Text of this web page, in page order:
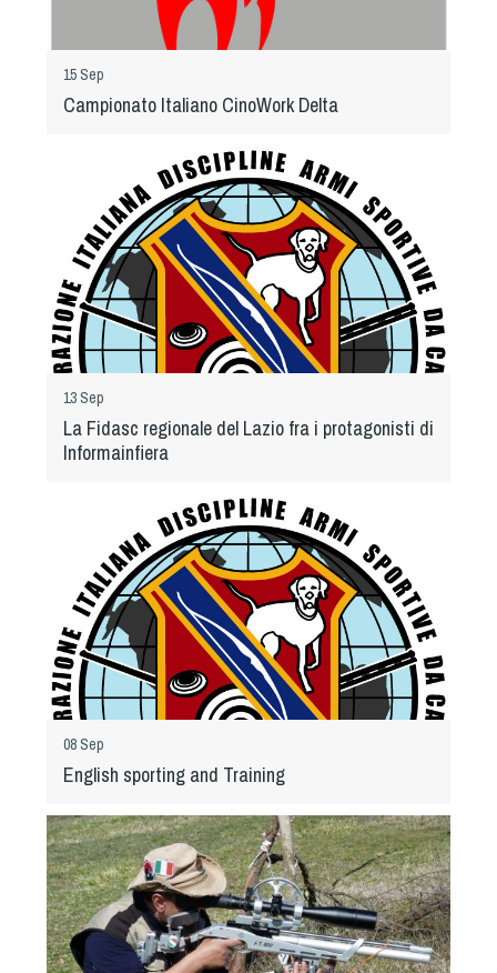
15 Sep
Campionato Italiano CinoWork Delta
13 Sep
La Fidasc regionale del Lazio fra i protagonisti di
Informainfiera
08 Sep
English sporting and Training
Hoopers
Mantrailing
Rally Obedience
Retriever Sport
Ricerca Tartufo
Sheepdog
Sport acquatici
Treibball
Ipo Delta
Protezione civile Sportiva
Sleddog